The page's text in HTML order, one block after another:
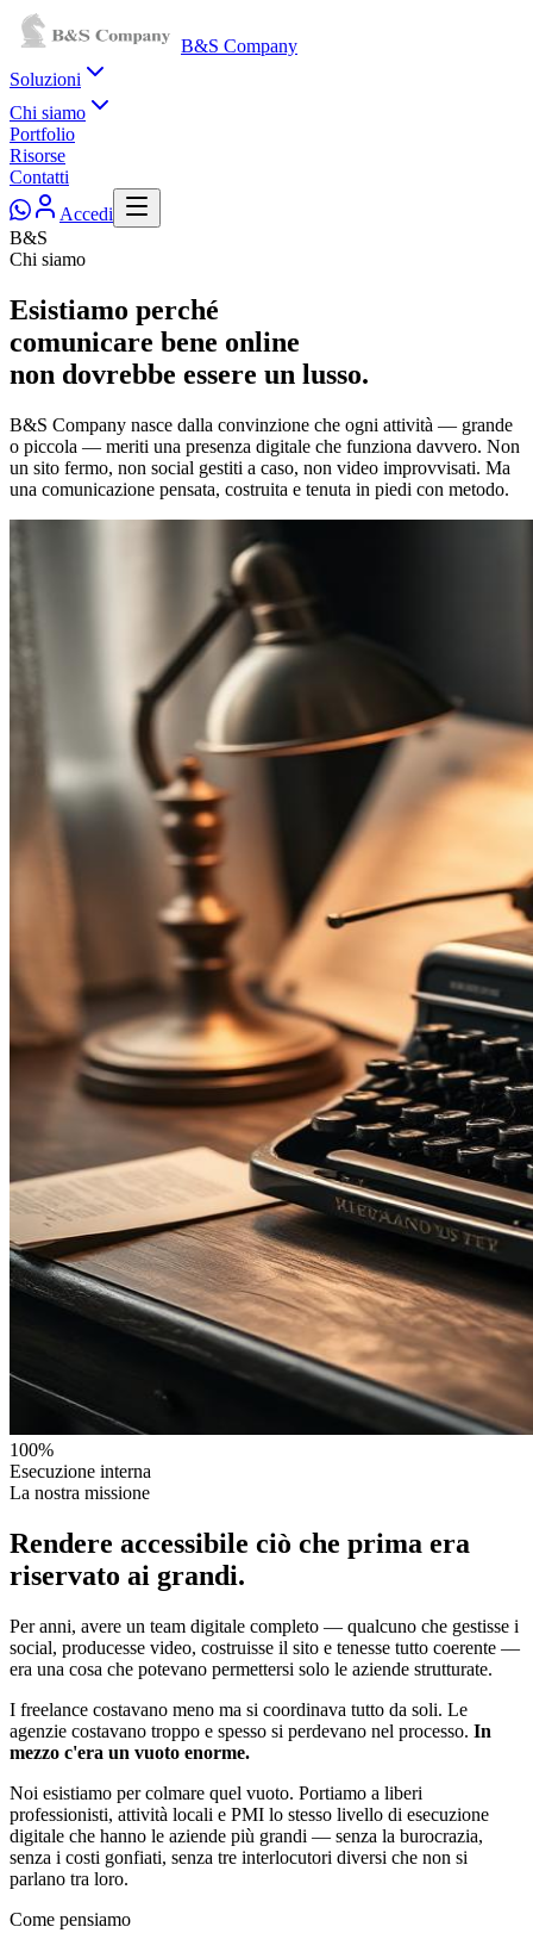
B&S Company
Soluzioni
Chi siamo
Portfolio
Risorse
Contatti
Accedi
B&S
Chi siamo
Esistiamo perché
comunicare bene online
non dovrebbe essere un lusso.
B&S Company nasce dalla convinzione che ogni attività — grande
o piccola — meriti una presenza digitale che funziona davvero. Non
un sito fermo, non social gestiti a caso, non video improvvisati. Ma
una comunicazione pensata, costruita e tenuta in piedi con metodo.
100%
Esecuzione interna
La nostra missione
Rendere accessibile ciò che prima era
riservato ai grandi.
Per anni, avere un team digitale completo — qualcuno che gestisse i
social, producesse video, costruisse il sito e tenesse tutto coerente —
era una cosa che potevano permettersi solo le aziende strutturate.
I freelance costavano meno ma si coordinava tutto da soli. Le
agenzie costavano troppo e spesso si perdevano nel processo. In
mezzo c'era un vuoto enorme.
Noi esistiamo per colmare quel vuoto. Portiamo a liberi
professionisti, attività locali e PMI lo stesso livello di esecuzione
digitale che hanno le aziende più grandi — senza la burocrazia,
senza i costi gonfiati, senza tre interlocutori diversi che non si
parlano tra loro.
Come pensiamo